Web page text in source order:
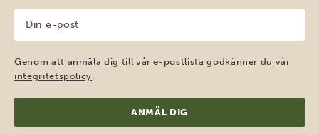
post
(Obligatoriskt)
Genom att anmäla dig till vår e-postlista godkänner du vår
integritetspolicy